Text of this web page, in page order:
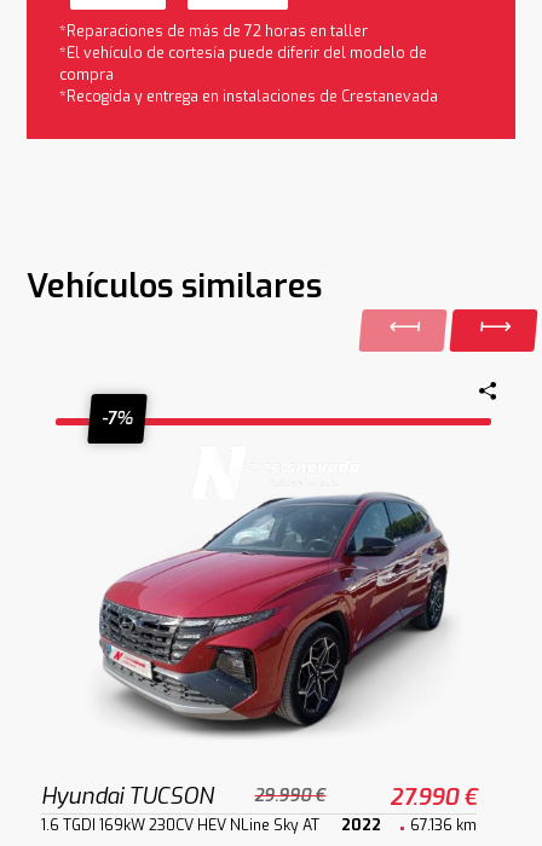
*Reparaciones de más de 72 horas en taller
*El vehículo de cortesía puede diferir del modelo de
compra
*Recogida y entrega en instalaciones de Crestanevada
Vehículos similares
-7%
Hyundai TUCSON 29.990 € 27.990 €
1.6 TGDI 169kW 230CV HEV NLine Sky AT 2022 67.136 km